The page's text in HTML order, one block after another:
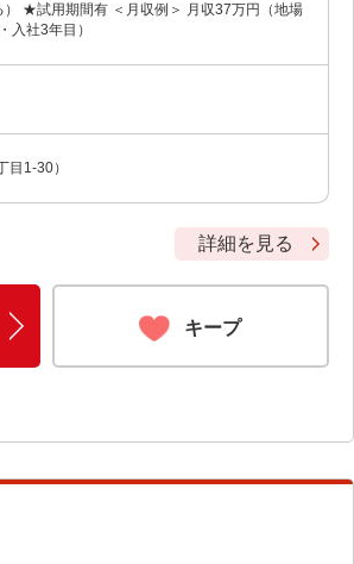
★試用期間有 ＜月収例＞ 月収37万円（地場
入社3年目）
目1-30）
詳細を見る
キープ